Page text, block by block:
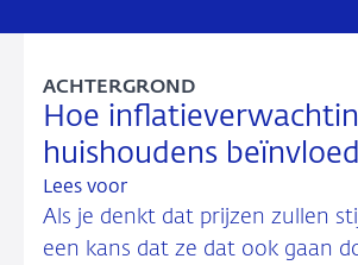
Hoe
huishoudens
ACHTERGROND
Lees voor
Als je denkt dat prijzen zullen
een kans dat ze dat ook gaan